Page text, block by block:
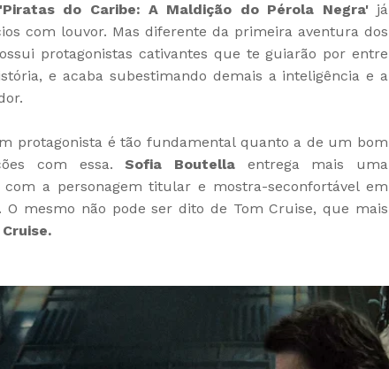
'Piratas do Caribe: A Maldição do Pérola Negra'já
com louvor. Mas diferente da primeira aventura dos
protagonistas cativantes que te guiarão por entre
e acaba subestimando demais a inteligência e a
protagonista é tão fundamental quanto a de um bom
com essa.Sofia Boutella entrega mais uma
a personagem titular e mostra-seconfortável em
mesmo não pode ser dito de Tom Cruise, que mais